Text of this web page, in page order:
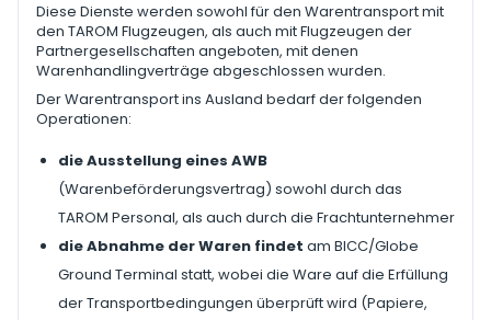
Diese Dienste werden sowohl für den Warentransport mit
den TAROM Flugzeugen, als auch mit Flugzeugen der
Partnergesellschaften angeboten, mit denen
Warenhandlingverträge abgeschlossen wurden.
Der Warentransport ins Ausland bedarf der folgenden
Operationen:
die Ausstellung eines AWB
(Warenbeförderungsvertrag) sowohl durch das
TAROM Personal, als auch durch die Frachtunternehmer
die Abnahme der Waren findet am BICC/Globe
Ground Terminal statt, wobei die Ware auf die Erfüllung
der Transportbedingungen überprüft wird (Papiere,